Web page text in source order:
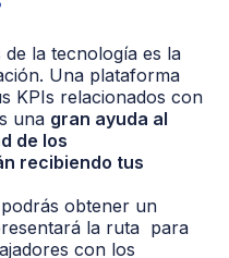
la tecnología es la
Una plataforma
KPIs relacionados con
una gran ayuda al
de los
recibiendo tus
obtener un
la ruta para
con los